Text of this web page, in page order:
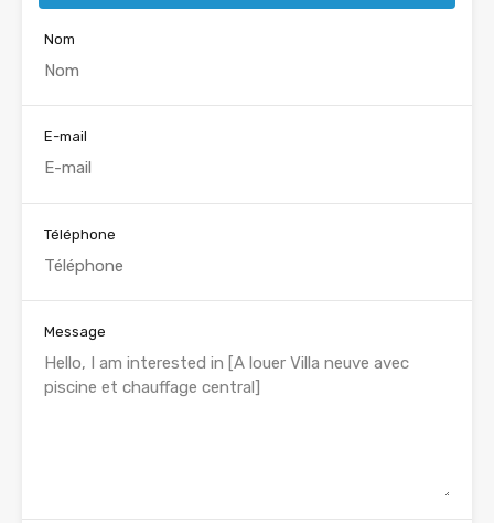
Nom
E-mail
Téléphone
Message